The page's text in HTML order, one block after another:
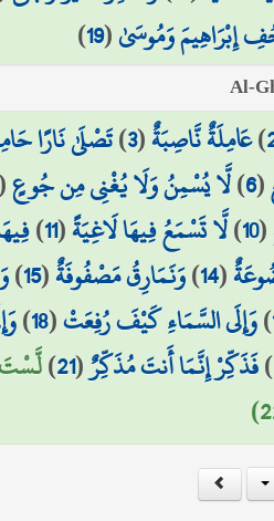
إِبْرَاهِيمَ وَمُوسَىٰ(
19
)
)عَامِلَةٌ نَّاصِبَةٌ(
3
)تَصْلَىٰ نَارًا
(
6
)لَّا يُسْمِنُ وَلَا يُغْنِي مِن جُوعٍ
(
10
)لَّا تَسْمَعُ فِيهَا لَاغِيَةً(
11
)
(
14
)وَنَمَارِقُ مَصْفُوفَةٌ(
15
)
)وَإِلَى السَّمَاءِ كَيْفَ رُفِعَتْ(
18
)
)فَذَكِّرْ إِنَّمَا أَنتَ مُذَكِّرٌ(
21
)